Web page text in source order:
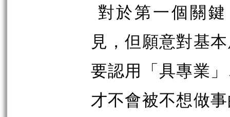
對於第一個關
見，但願意對基
要認用「具專業
才不會被不想做